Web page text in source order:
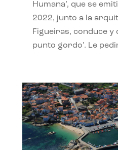
Humana’, que se
2022, junto a la
Figueiras, conduce y
punto gordo’. Le